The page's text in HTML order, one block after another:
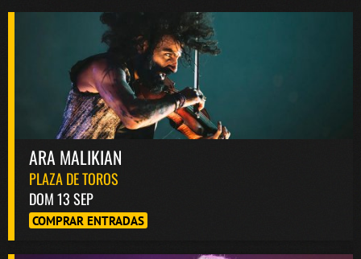
ARA MALIKIAN
PLAZA DE TOROS
DOM 13 SEP
COMPRAR ENTRADAS